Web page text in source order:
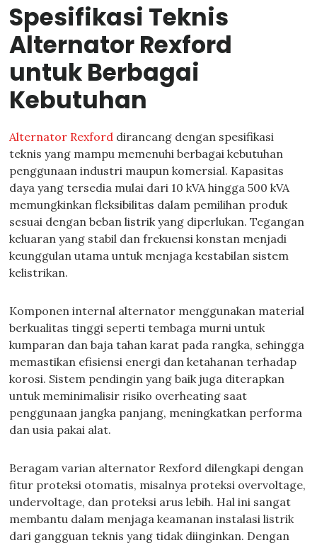
Spesifikasi Teknis
Alternator Rexford
untuk Berbagai
Kebutuhan
Alternator Rexford dirancang dengan spesifikasi
teknis yang mampu memenuhi berbagai kebutuhan
penggunaan industri maupun komersial. Kapasitas
daya yang tersedia mulai dari 10 kVA hingga 500 kVA
memungkinkan fleksibilitas dalam pemilihan produk
sesuai dengan beban listrik yang diperlukan. Tegangan
keluaran yang stabil dan frekuensi konstan menjadi
keunggulan utama untuk menjaga kestabilan sistem
kelistrikan.
Komponen internal alternator menggunakan material
berkualitas tinggi seperti tembaga murni untuk
kumparan dan baja tahan karat pada rangka, sehingga
memastikan efisiensi energi dan ketahanan terhadap
korosi. Sistem pendingin yang baik juga diterapkan
untuk meminimalisir risiko overheating saat
penggunaan jangka panjang, meningkatkan performa
dan usia pakai alat.
Beragam varian alternator Rexford dilengkapi dengan
fitur proteksi otomatis, misalnya proteksi overvoltage,
undervoltage, dan proteksi arus lebih. Hal ini sangat
membantu dalam menjaga keamanan instalasi listrik
dari gangguan teknis yang tidak diinginkan. Dengan